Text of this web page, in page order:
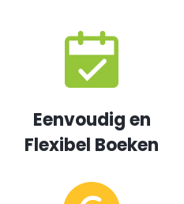
Eenvoudig en
Flexibel Boeken